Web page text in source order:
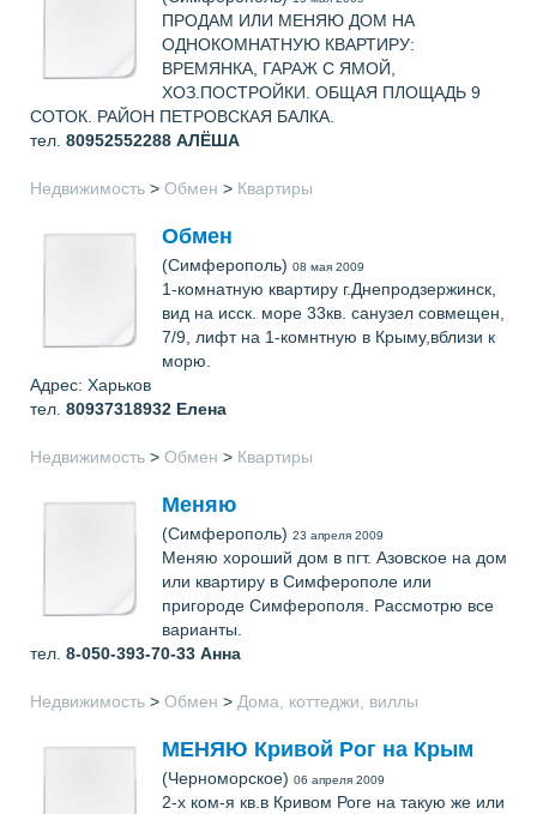
ПРОДАМ ИЛИ МЕНЯЮ ДОМ НА
ОДНОКОМНАТНУЮ КВАРТИРУ:
ВРЕМЯНКА, ГАРАЖ С ЯМОЙ,
ХОЗ.ПОСТРОЙКИ. ОБЩАЯ ПЛОЩАДЬ 9
СОТОК. РАЙОН ПЕТРОВСКАЯ БАЛКА.
тел. 80952552288 АЛЁША
Недвижимость > Обмен > Квартиры
Обмен
(Симферополь) 08 мая 2009
1-комнатную квартиру г.Днепродзержинск,
вид на исск. море 33кв. санузел совмещен,
7/9, лифт на 1-комнтную в Крыму,вблизи к
морю.
Адрес: Харьков
тел. 80937318932 Елена
Недвижимость > Обмен > Квартиры
Меняю
(Симферополь) 23 апреля 2009
Меняю хороший дом в пгт. Азовское на дом
или квартиру в Симферополе или
пригороде Симферополя. Рассмотрю все
варианты.
тел. 8-050-393-70-33 Анна
Недвижимость > Обмен > Дома, коттеджи, виллы
МЕНЯЮ Кривой Рог на Крым
(Черноморское) 06 апреля 2009
2-х ком-я кв.в Кривом Роге на такую же или